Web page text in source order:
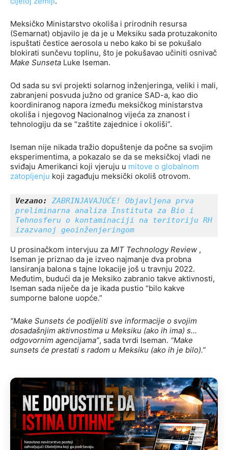
Meksičko Ministarstvo okoliša i prirodnih resursa
(Semarnat) objavilo je da je u Meksiku sada protuzakonito
ispuštati čestice aerosola u nebo kako bi se pokušalo
blokirati sunčevu toplinu, što je pokušavao učiniti osnivač
Make Sunseta Luke Iseman.
Od sada su svi projekti solarnog inženjeringa, veliki i mali,
zabranjeni posvuda južno od granice SAD-a, kao dio
koordiniranog napora između meksičkog ministarstva
okoliša i njegovog Nacionalnog vijeća za znanost i
tehnologiju da se “zaštite zajednice i okoliši”.
Iseman nije nikada tražio dopuštenje da počne sa svojim
eksperimentima, a pokazalo se da se meksičkoj vladi ne
sviđaju Amerikanci koji vjeruju u mitove o globalnom
zatopljenju koji zagađuju meksički okoliš otrovom.
Vezano:
ZABRINJAVAJUĆE! Objavljena prva
preliminarna analiza Instituta za Bio i
Tehnosferu o kontaminaciji na teritoriju RH
izazvanoj geoinženjeringom
U prosinačkom intervjuu za MIT Technology Review ,
Iseman je priznao da je izveo najmanje dva probna
lansiranja balona s tajne lokacije još u travnju 2022.
Međutim, budući da je Meksiko zabranio takve aktivnosti,
Iseman sada niječe da je ikada pustio “bilo kakve
sumporne balone uopće.”
“Make Sunsets će podijeliti sve informacije o svojim
dosadašnjim aktivnostima u Meksiku (ako ih ima) s…
odgovornim agencijama”, sada tvrdi Iseman. “Make
sunsets će prestati s radom u Meksiku (ako ih je bilo).”